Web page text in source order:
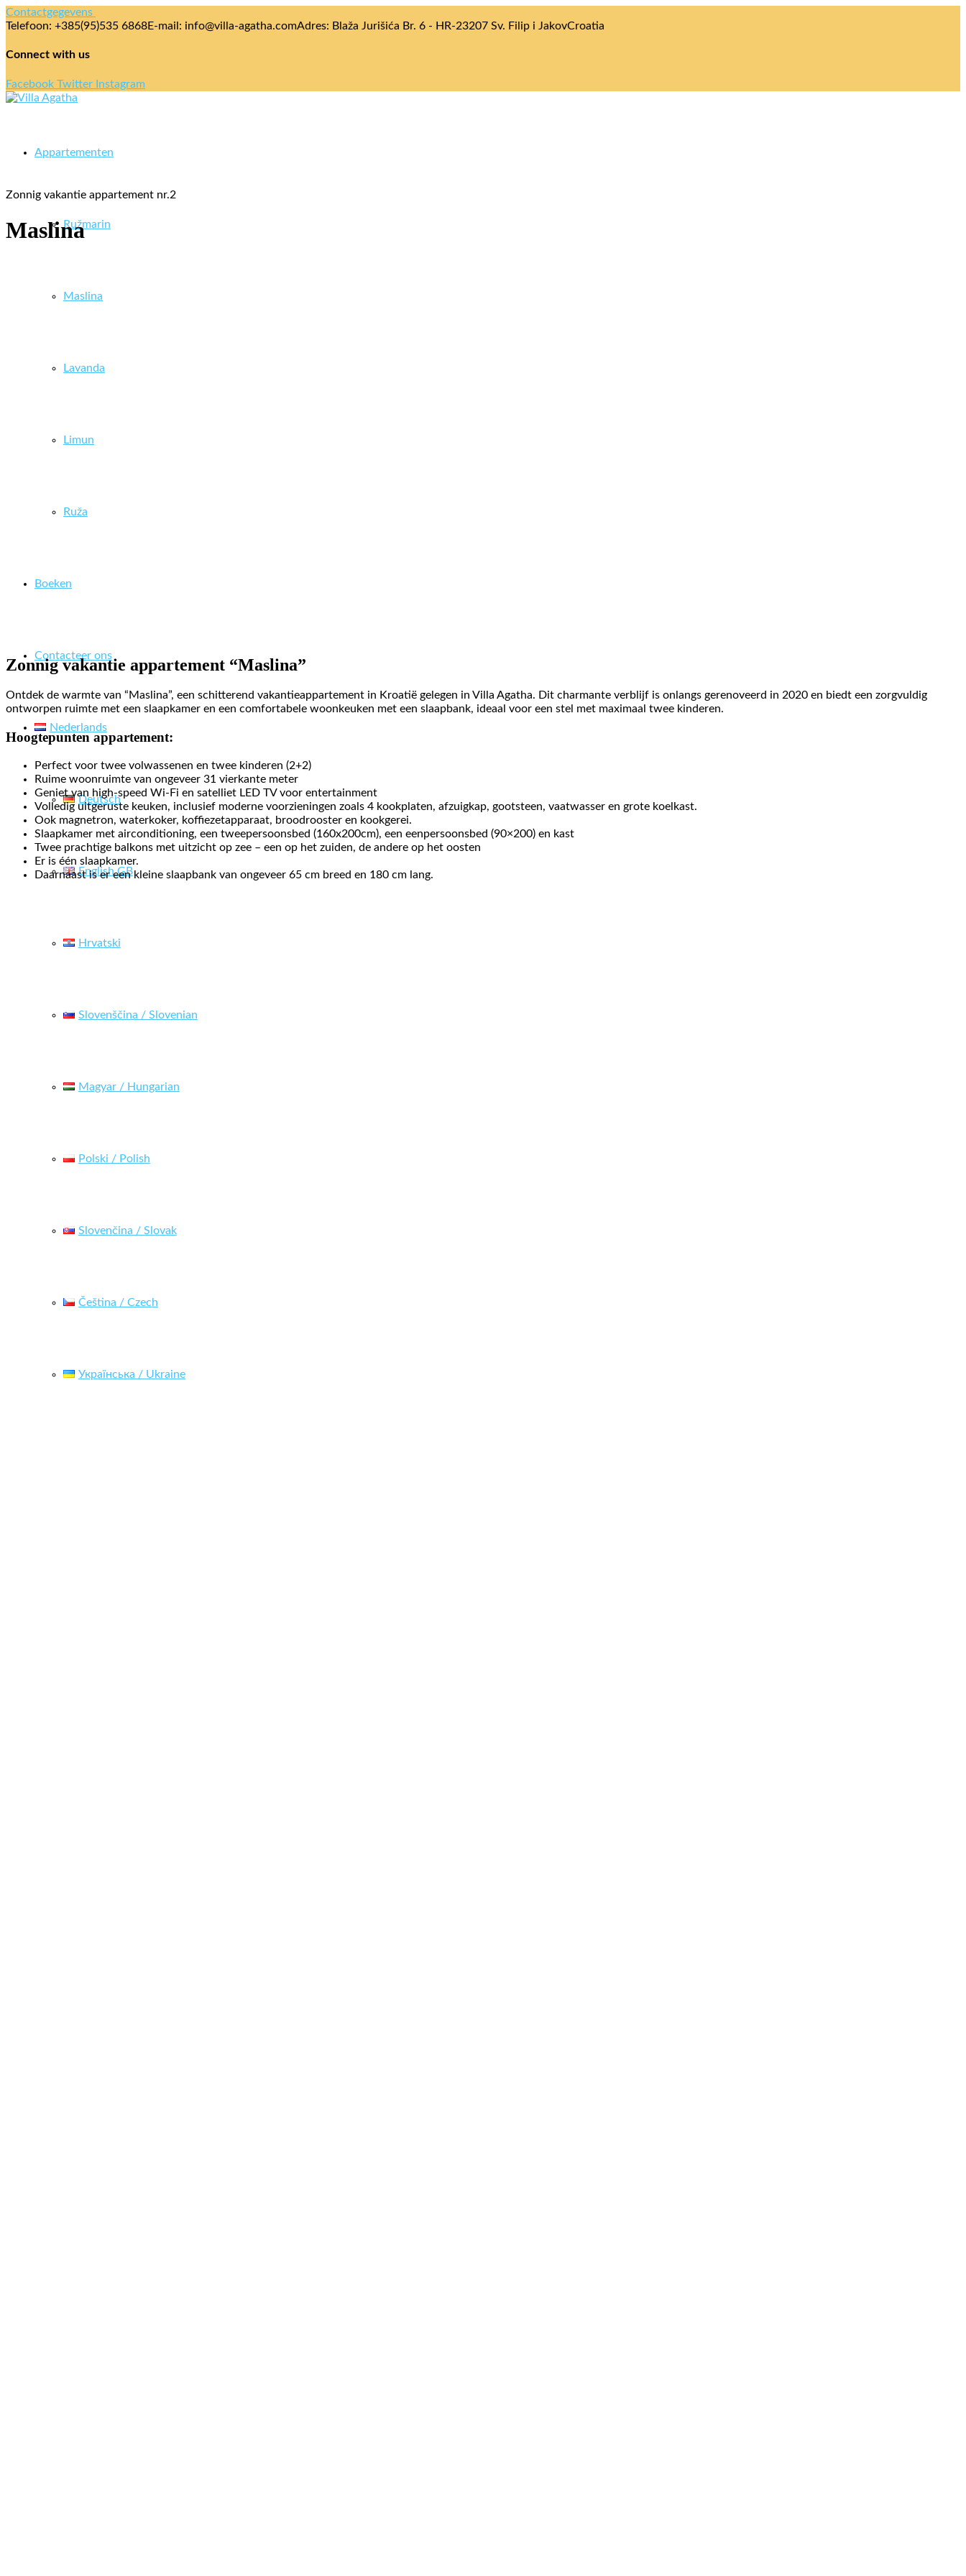
Contactgegevens
Telefoon: +385(95)535 6868E-mail: info@villa-agatha.comAdres: Blaža Jurišića Br. 6 - HR-23207 Sv. Filip i JakovCroatia
Connect with us
Facebook Twitter Instagram
Appartementen
Ružmarin
Maslina
Lavanda
Limun
Ruža
Boeken
Contacteer ons
Nederlands
Deutsch
English GB
Hrvatski
Slovenščina / Slovenian
Magyar / Hungarian
Polski / Polish
Slovenčina / Slovak
Čeština / Czech
Українська / Ukraine
Zonnig vakantie appartement nr.2
Maslina
Zonnig vakantie appartement “Maslina”
Ontdek de warmte van “Maslina”, een schitterend vakantieappartement in Kroatië gelegen in Villa Agatha. Dit charmante verblijf is onlangs gerenoveerd in 2020 en biedt een zorgvuldig
ontworpen ruimte met een slaapkamer en een comfortabele woonkeuken met een slaapbank, ideaal voor een stel met maximaal twee kinderen.
Hoogtepunten appartement:
Perfect voor twee volwassenen en twee kinderen (2+2)
Ruime woonruimte van ongeveer 31 vierkante meter
Geniet van high-speed Wi-Fi en satelliet LED TV voor entertainment
Volledig uitgeruste keuken, inclusief moderne voorzieningen zoals 4 kookplaten, afzuigkap, gootsteen, vaatwasser en grote koelkast.
Ook magnetron, waterkoker, koffiezetapparaat, broodrooster en kookgerei.
Slaapkamer met airconditioning, een tweepersoonsbed (160x200cm), een eenpersoonsbed (90×200) en kast
Twee prachtige balkons met uitzicht op zee – een op het zuiden, de andere op het oosten
Er is één slaapkamer.
Daarnaast is er een kleine slaapbank van ongeveer 65 cm breed en 180 cm lang.